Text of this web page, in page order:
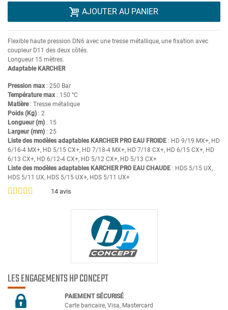
AJOUTER AU PANIER
Flexible haute pression DN6 avec une tresse métallique, une fixation avec
coupleur D11 des deux côtés.
Longueur 15 mètres.
Adaptable KARCHER
Pression max: 250 Bar
Température max: 150 °C
Matière: Tresse métalique
Poids (Kg) : 2
Longueur (m) : 15
Largeur (mm) : 25
Liste des modèles adaptables KARCHER PRO EAU FROIDE : HD 9/19 MX+, HD
6/16-4 MX+, HD 5/15 CX+, HD 7/18-4 MX+, HD 7/18 CX+, HD 6/15 CX+, HD
6/13 CX+, HD 6/12-4 CX+, HD 5/12 CX+, HD 5/13 CX+
Liste des modèles adaptables KARCHER PRO EAU CHAUDE : HDS 5/15 UX,
HDS 5/11 UX, HDS 5/15 UX+, HDS 5/11 UX+
14 avis
LES ENGAGEMENTS HP CONCEPT
PAIEMENT SÉCURISÉ
Carte bancaire, Visa, Mastercard